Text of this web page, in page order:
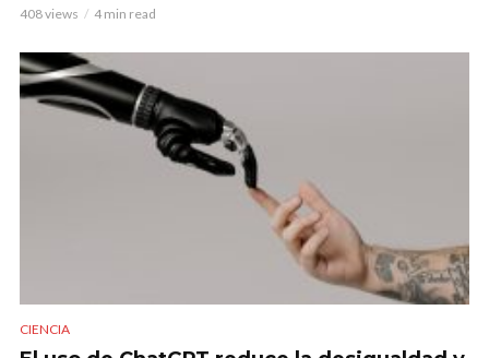
408 views 4 min read
CIENCIA